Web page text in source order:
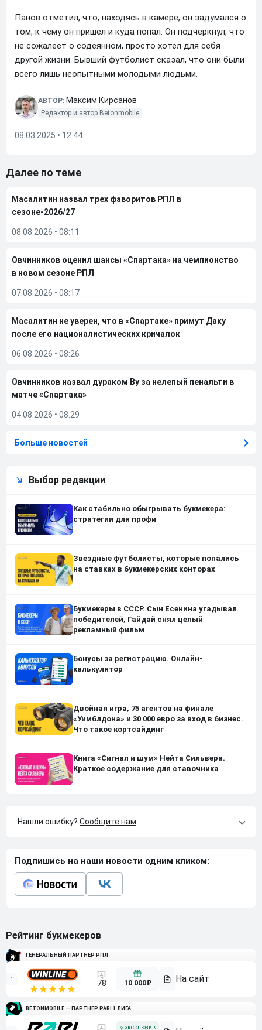
Панов отметил, что, находясь в камере, он задумался о
том, к чему он пришел и куда попал. Он подчеркнул, что
не сожалеет о содеянном, просто хотел для себя
другой жизни. Бывший футболист сказал, что они были
всего лишь неопытными молодыми людьми.
АВТОР: Максим Кирсанов
Редактор и автор Betonmobile
08.03.2025 • 12:44
Далее по теме
Масалитин назвал трех фаворитов РПЛ в
сезоне-2026/27
08.08.2026 • 08:11
Овчинников оценил шансы «Спартака» на чемпионство
в новом сезоне РПЛ
07.08.2026 • 08:17
Масалитин не уверен, что в «Спартаке» примут Даку
после его националистических кричалок
06.08.2026 • 08:26
Овчинников назвал дураком Ву за нелепый пенальти в
матче «Спартака»
04.08.2026 • 08:29
Больше новостей
Выбор редакции
Как стабильно обыгрывать букмекера:
стратегии для профи
Звездные футболисты, которые попались
на ставках в букмекерских конторах
Букмекеры в СССР. Сын Есенина угадывал
победителей, Гайдай снял целый
рекламный фильм
Бонусы за регистрацию. Онлайн-
калькулятор
Двойная игра, 75 агентов на финале
«Уимблдона» и 30 000 евро за вход в бизнес.
Что такое кортсайдинг
Книга «Сигнал и шум» Нейта Сильвера.
Краткое содержание для ставочника
Нашли ошибку? Сообщите нам
Подпишись на наши новости одним кликом:
Рейтинг букмекеров
ГЕНЕРАЛЬНЫЙ ПАРТНЕР РПЛ
1 78 10 000₽
BETONMOBILE — ПАРТНЕР PARI 1 ЛИГА